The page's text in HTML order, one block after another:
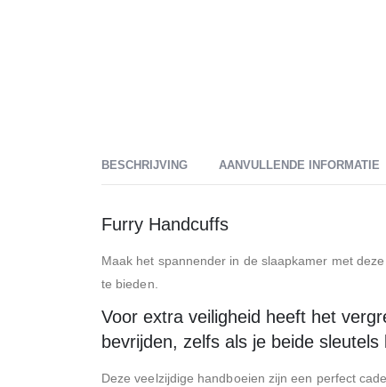
BESCHRIJVING AANVULLENDE INFORMATIE
Furry Handcuffs
Maak het spannender in de slaapkamer met
te bieden.
Voor extra veiligheid heeft het
bevrijden, zelfs als je beide sleutels
Deze veelzijdige handboeien zijn een perfect